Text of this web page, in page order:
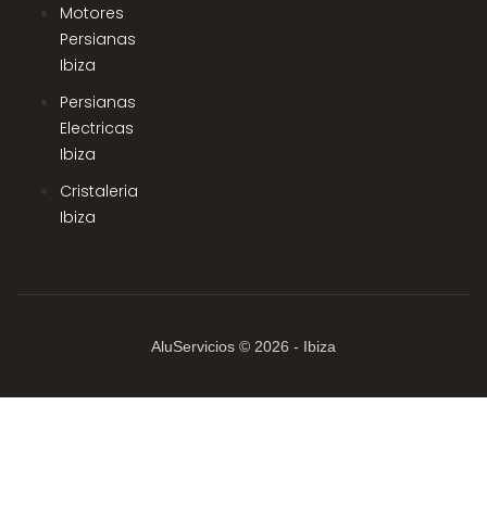
Motores
Persianas
Ibiza
Persianas
Electricas
Ibiza
Cristaleria
Ibiza
AluServicios © 2026 - Ibiza